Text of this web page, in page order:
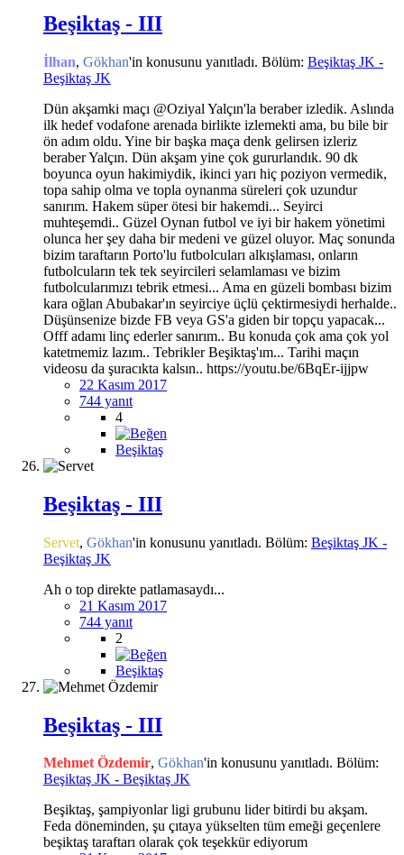
Beşiktaş - III
İlhan, Gökhan'in konusunu yanıtladı. Bölüm: Beşiktaş JK -
Beşiktaş JK
Dün akşamki maçı @Oziyal Yalçın'la beraber izledik. Aslında
ilk hedef vodafone arenada birlikte izlemekti ama, bu bile bir
ön adım oldu. Yine bir başka maça denk gelirsen izleriz
beraber Yalçın. Dün akşam yine çok gururlandık. 90 dk
boyunca oyun hakimiydik, ikinci yarı hiç poziyon vermedik,
topa sahip olma ve topla oynanma süreleri çok uzundur
sanırım. Hakem süper ötesi bir hakemdi... Seyirci
muhteşemdi.. Güzel Oynan futbol ve iyi bir hakem yönetimi
olunca her şey daha bir medeni ve güzel oluyor. Maç sonunda
bizim taraftarın Porto'lu futbolcuları alkışlaması, onların
futbolcuların tek tek seyircileri selamlaması ve bizim
futbolcularımızı tebrik etmesi... Ama en güzeli bombası bizim
kara oğlan Abubakar'ın seyirciye üçlü çektirmesiydi herhalde..
Düşünsenize bizde FB veya GS'a giden bir topçu yapacak...
Offf adamı linç ederler sanırım.. Bu konuda çok ama çok yol
katetmemiz lazım.. Tebrikler Beşiktaş'ım... Tarihi maçın
videosu da şuracıkta kalsın.. https://youtu.be/6BqEr-ijjpw
22 Kasım 2017
744 yanıt
4
Beşiktaş
Beşiktaş - III
Servet, Gökhan'in konusunu yanıtladı. Bölüm: Beşiktaş JK -
Beşiktaş JK
Ah o top direkte patlamasaydı...
21 Kasım 2017
744 yanıt
2
Beşiktaş
Beşiktaş - III
Mehmet Özdemir, Gökhan'in konusunu yanıtladı. Bölüm:
Beşiktaş JK - Beşiktaş JK
Beşiktaş, şampiyonlar ligi grubunu lider bitirdi bu akşam.
Feda döneminden, şu çıtaya yükselten tüm emeği geçenlere
beşiktaş taraftarı olarak çok teşekkür ediyorum